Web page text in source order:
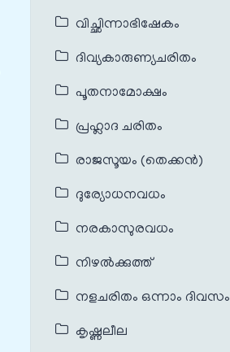
വിച്ഛിന്നാഭിഷേകം
ദിവ്യകാരുണ്യചരിതം
പൂതനാമോക്ഷം
പ്രഹ്ലാദ ചരിതം
രാജസൂയം (തെക്കൻ)
ദുര്യോധനവധം
നരകാസുരവധം
നിഴൽക്കുത്ത്
നളചരിതം ഒന്നാം ദിവസം
കൃഷ്ണലീല